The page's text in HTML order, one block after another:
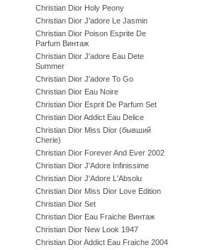
Christian Dior Holy Peony
Christian Dior J'adore Le Jasmin
Christian Dior Poison Esprite De
Parfum Винтаж
Christian Dior J'adore Eau Dete
Summer
Christian Dior J'adore To Go
Christian Dior Eau Noire
Christian Dior Esprit De Parfum Set
Christian Dior Addict Eau Delice
Christian Dior Miss Dior (бывший
Cherie)
Christian Dior Forever And Ever 2002
Christian Dior J'Adore Infinissime
Christian Dior J'Adore L'Absolu
Christian Dior Miss Dior Love Edition
Christian Dior Set
Christian Dior Eau Fraiche Винтаж
Christian Dior New Look 1947
Christian Dior Addict Eau Fraiche 2004